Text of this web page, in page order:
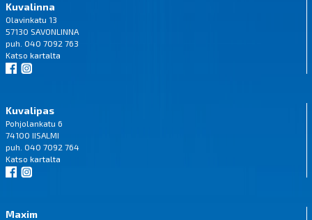
Kuvalinna
Olavinkatu 13
57130 SAVONLINNA
puh. 040 7092 763
Katso kartalta
Kuvalipas
Pohjolankatu 6
74100 IISALMI
puh. 040 7092 764
Katso kartalta
Maxim